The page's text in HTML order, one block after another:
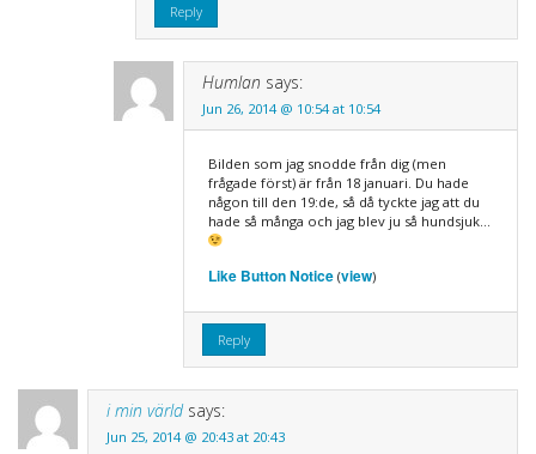
Reply
Humlan says:
Jun 26, 2014 @ 10:54 at 10:54
Bilden som jag snodde från dig (men
frågade först) är från 18 januari. Du hade
någon till den 19:de, så då tyckte jag att du
hade så många och jag blev ju så hundsjuk…
Like Button Notice(view)
Reply
i min värld says:
Jun 25, 2014 @ 20:43 at 20:43